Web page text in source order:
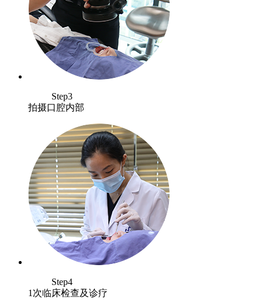
Step3
拍摄口腔内部
Step4
1次临床检查及诊疗